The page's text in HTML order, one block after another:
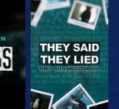
VEJA